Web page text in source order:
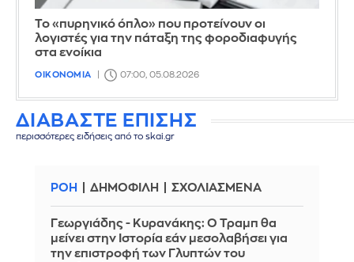
Το «πυρηνικό όπλο» που προτείνουν οι
λογιστές για την πάταξη της φοροδιαφυγής
στα ενοίκια
ΟΙΚΟΝΟΜΙΑ 07:00, 05.08.2026
ΔΙΑΒΑΣΤΕ ΕΠΙΣΗΣ
περισσότερες ειδήσεις από το skai.gr
ΡΟΗ ΔΗΜΟΦΙΛΗ ΣΧΟΛΙΑΣΜΕΝΑ
Γεωργιάδης - Κυρανάκης: Ο Τραμπ θα
μείνει στην Ιστορία εάν μεσολαβήσει για
την επιστροφή των Γλυπτών του